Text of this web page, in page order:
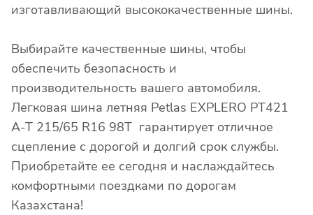
изготавливающий высококачественные шины.
Выбирайте качественные шины, чтобы
обеспечить безопасность и
производительность вашего автомобиля.
Легковая шина летняя Petlas EXPLERO PT421
A-T 215/65 R16 98T гарантирует отличное
сцепление с дорогой и долгий срок службы.
Приобретайте ее сегодня и наслаждайтесь
комфортными поездками по дорогам
Казахстана!